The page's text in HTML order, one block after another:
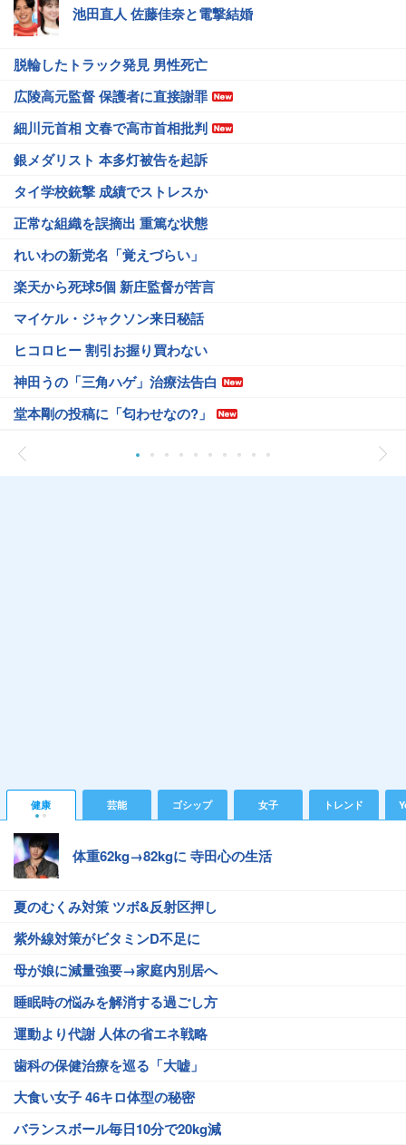
池田直人 佐藤佳奈と電撃結婚
脱輪したトラック発見 男性死亡
広陵高元監督 保護者に直接謝罪
細川元首相 文春で高市首相批判
銀メダリスト 本多灯被告を起訴
タイ学校銃撃 成績でストレスか
正常な組織を誤摘出 重篤な状態
れいわの新党名「覚えづらい」
楽天から死球5個 新庄監督が苦言
マイケル・ジャクソン来日秘話
ヒコロヒー 割引お握り買わない
神田うの「三角ハゲ」治療法告白
堂本剛の投稿に「匂わせなの?」
健康 芸能 ゴシップ 女子 トレンド
体重62kg→82kgに 寺田心の生活
夏のむくみ対策 ツボ&反射区押し
紫外線対策がビタミンD不足に
母が娘に減量強要→家庭内別居へ
睡眠時の悩みを解消する過ごし方
運動より代謝 人体の省エネ戦略
歯科の保健治療を巡る「大嘘」
大食い女子 46キロ体型の秘密
バランスボール毎日10分で20kg減